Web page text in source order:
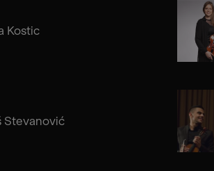
Kostic
Stevanović